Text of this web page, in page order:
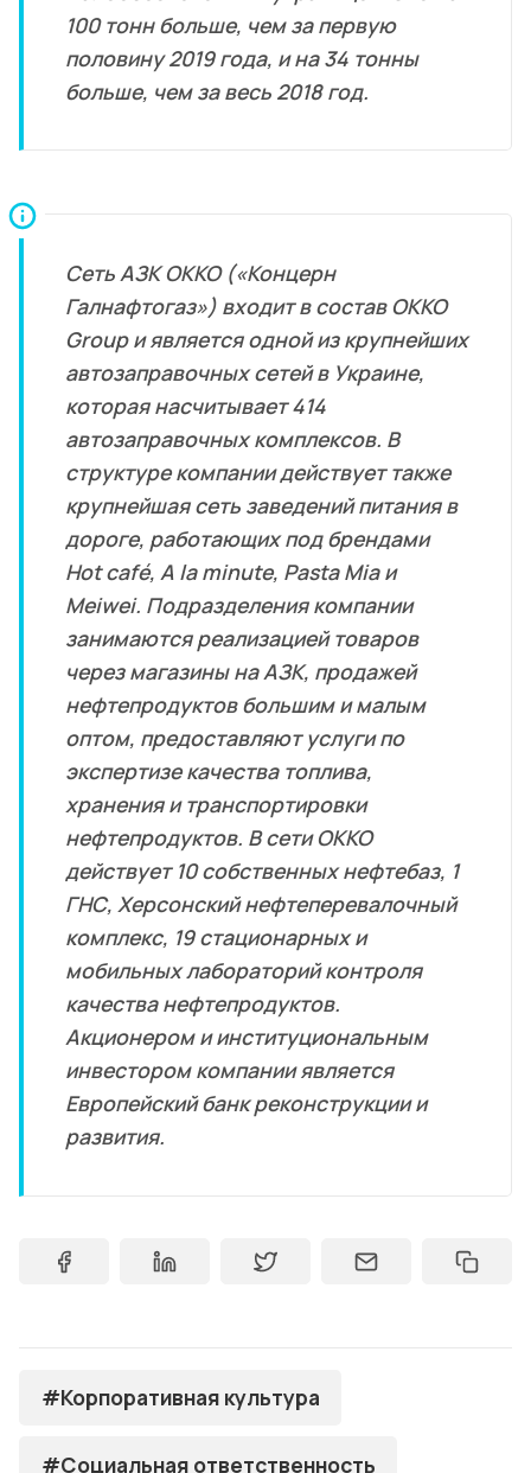
100 тонн больше, чем за первую
половину 2019 года, и на 34 тонны
больше, чем за весь 2018 год.
Сеть АЗК ОККО («Концерн
Галнафтогаз») входит в состав OKKO
Group и является одной из крупнейших
автозаправочных сетей в Украине,
которая насчитывает 414
автозаправочных комплексов. В
структуре компании действует также
крупнейшая сеть заведений питания в
дороге, работающих под брендами
Hot café, A la minute, Pasta Mia и
Meiwei. Подразделения компании
занимаются реализацией товаров
через магазины на АЗК, продажей
нефтепродуктов большим и малым
оптом, предоставляют услуги по
экспертизе качества топлива,
хранения и транспортировки
нефтепродуктов. В сети ОККО
действует 10 собственных нефтебаз, 1
ГНС, Херсонский нефтеперевалочный
комплекс, 19 стационарных и
мобильных лабораторий контроля
качества нефтепродуктов.
Акционером и институциональным
инвестором компании является
Европейский банк реконструкции и
развития.
#Корпоративная культура
#Социальная ответственность